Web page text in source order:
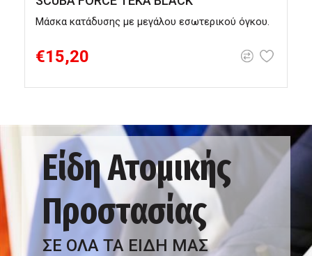
Μάσκα κατάδυσης με μεγάλου εσωτερικού όγκου.
€15,20
Είδη Ατομικής
Προστασίας
ΣΕ ΟΛΑ ΤΑ ΕΙΔΗ ΜΑΣ